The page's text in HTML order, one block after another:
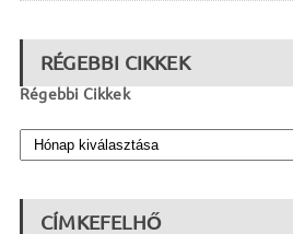
RÉGEBBI CIKKEK
Régebbi Cikkek
CÍMKEFELHŐ